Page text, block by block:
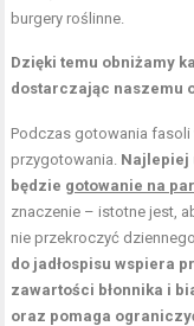
burgery roślinne.
Dzięki temu obniżamy
dostarczając naszemu
Podczas gotowania
przygotowania. Najlepiej
będzie gotowanie na
znaczenie – istotne jest,
nie przekroczyć
do jadłospisu wspiera
zawartości błonnika i
oraz pomaga